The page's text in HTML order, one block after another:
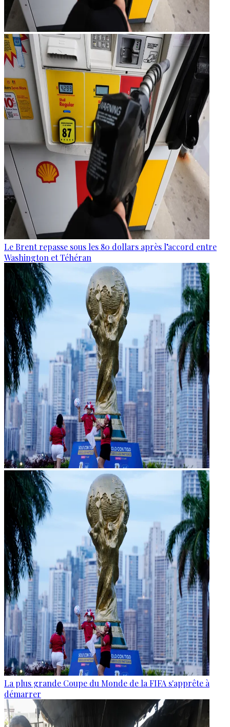
Le Brent repasse sous les 80 dollars après l’accord entre
Washington et Téhéran
La plus grande Coupe du Monde de la FIFA s'apprête à
démarrer